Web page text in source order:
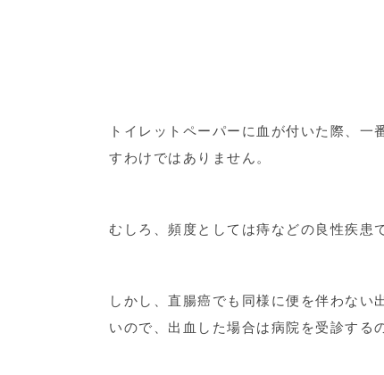
トイレットペーパーに血が付いた際、
すわけではありません。
むしろ、頻度としては痔などの良性疾患
しかし、直腸癌でも同様に便を伴わない
いので、出血した場合は病院を受診する